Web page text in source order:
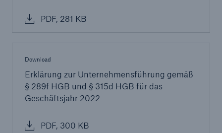
PDF, 281 KB
Download
Erklärung zur Unternehmensführung gemäß
§ 289f HGB und § 315d HGB für das
Geschäftsjahr 2022
PDF, 300 KB
Rückversicherung Leben/Gesundheit